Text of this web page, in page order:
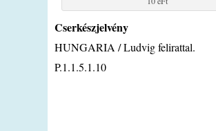
Cserkészjelvény
HUNGARIA / Ludvig felirattal.
P.1.1.5.1.10